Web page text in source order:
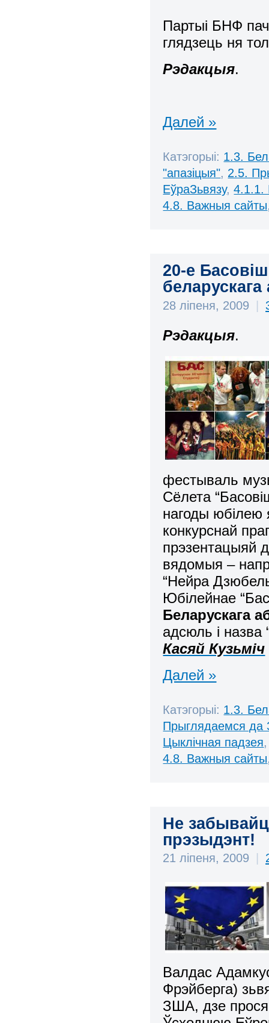
Партыі БНФ
глядзець ня
Рэдакцыя.
Далей »
Катэгорыі: 1.3.
"апазіцыя", 2.5.
ЕўраЗьвязу,4.1.1.
4.8. Важныя сайты
20-е
28 ліпеня, 2009 |
Рэдакцыя.
фестываль
Сёлета
нагоды юбілею
конкурснай
прэзентацыяй
вядомыя –
“Нейра
Юбілейнае
Беларускага
адсюль і
Касяй Кузьміч
Далей »
Катэгорыі: 1.3.
Прыглядаемся да
Цыклічная падзея
4.8. Важныя сайты
Не
прэзыдэнт!
21 ліпеня, 2009
Валдас
Фрэйберга)
ЗША, дзе